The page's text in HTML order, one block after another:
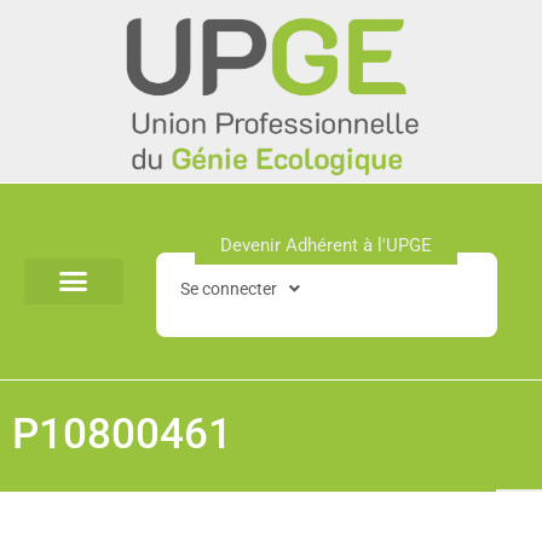
Devenir Adhérent à l'UPGE​
Se connecter
P10800461